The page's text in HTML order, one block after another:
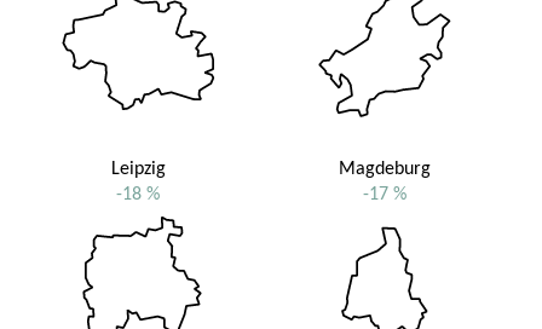
Leipzig
-18 %
Magdeburg
-17 %